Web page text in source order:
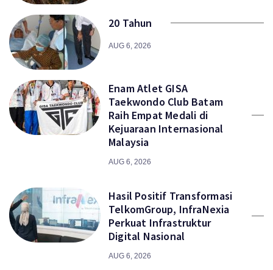
20 Tahun
AUG 6, 2026
Enam Atlet GISA
Taekwondo Club Batam
Raih Empat Medali di
Kejuaraan Internasional
Malaysia
AUG 6, 2026
Hasil Positif Transformasi
TelkomGroup, InfraNexia
Perkuat Infrastruktur
Digital Nasional
AUG 6, 2026